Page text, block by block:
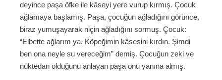
deyince paşa öfke ile kâseyi yere vurup kırmış. Çocuk
ağlamaya başlamış. Paşa, çocuğun ağladığını görünce,
biraz yumuşayarak niçin ağladığını sormuş. Çocuk:
“Elbette ağlarım ya. Köpeğimin kâsesini kırdın. Şimdi
ben ona neyle su vereceğim” demiş. Çocuğun zeki ve
nüktedan olduğunu anlayan paşa onu yanına almış.